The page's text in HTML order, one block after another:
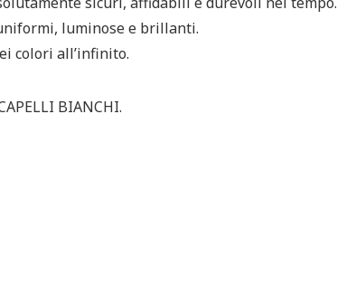
luminose e brillanti.
colori all’infinito.
BIANCHI.